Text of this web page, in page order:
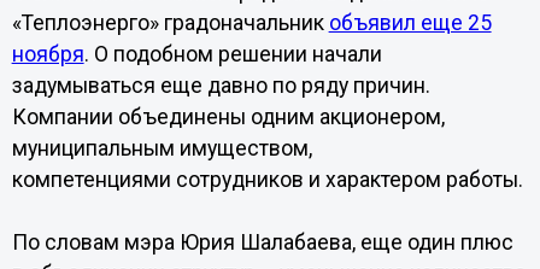
«Теплоэнерго» градоначальник объявил еще 25
ноября. О подобном решении начали
задумываться еще давно по ряду причин.
Компании объединены одним акционером,
муниципальным имуществом,
компетенциями сотрудников и характером работы.
По словам мэра Юрия Шалабаева, еще один плюс